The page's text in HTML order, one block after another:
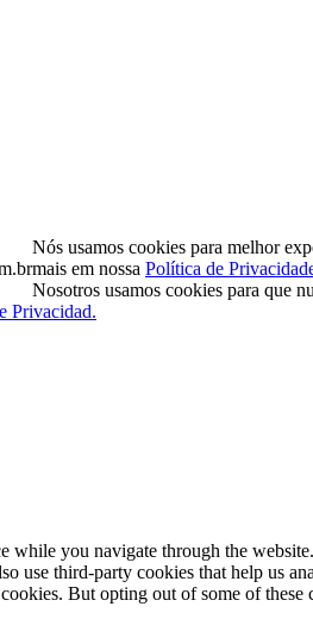
Nós usamos cookies para melhor
mais em nossa Política de
Nosotros usamos cookies para que
Privacidad.
you navigate through the
use third-party cookies that help us
But opting out of some of